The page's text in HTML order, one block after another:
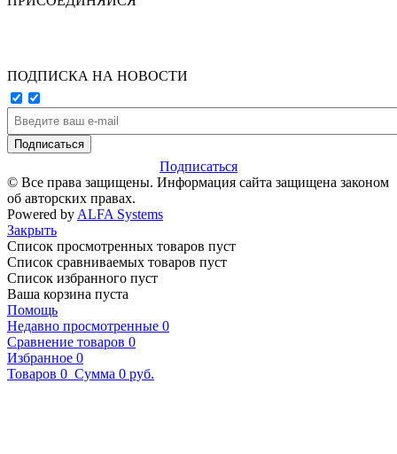
ПОДПИСКА НА НОВОСТИ
Подписаться
© Все права защищены. Информация сайта защищена законом
об авторских правах.
Powered by ALFA Systems
Закрыть
Список просмотренных товаров пуст
Список сравниваемых товаров пуст
Список избранного пуст
Ваша корзина пуста
Помощь
Недавно просмотренные 0
Сравнение товаров 0
Избранное 0
Товаров 0 Сумма 0 руб.